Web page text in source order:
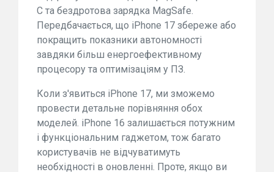
C та бездротова зарядка MagSafe.
Передбачається, що iPhone 17 збереже або
покращить показники автономності
завдяки більш енергоефективному
процесору та оптимізаціям у ПЗ.
Коли з'явиться iPhone 17, ми зможемо
провести детальне порівняння обох
моделей. iPhone 16 залишається потужним
і функціональним гаджетом, тож багато
користувачів не відчуватимуть
необхідності в оновленні. Проте, якщо ви